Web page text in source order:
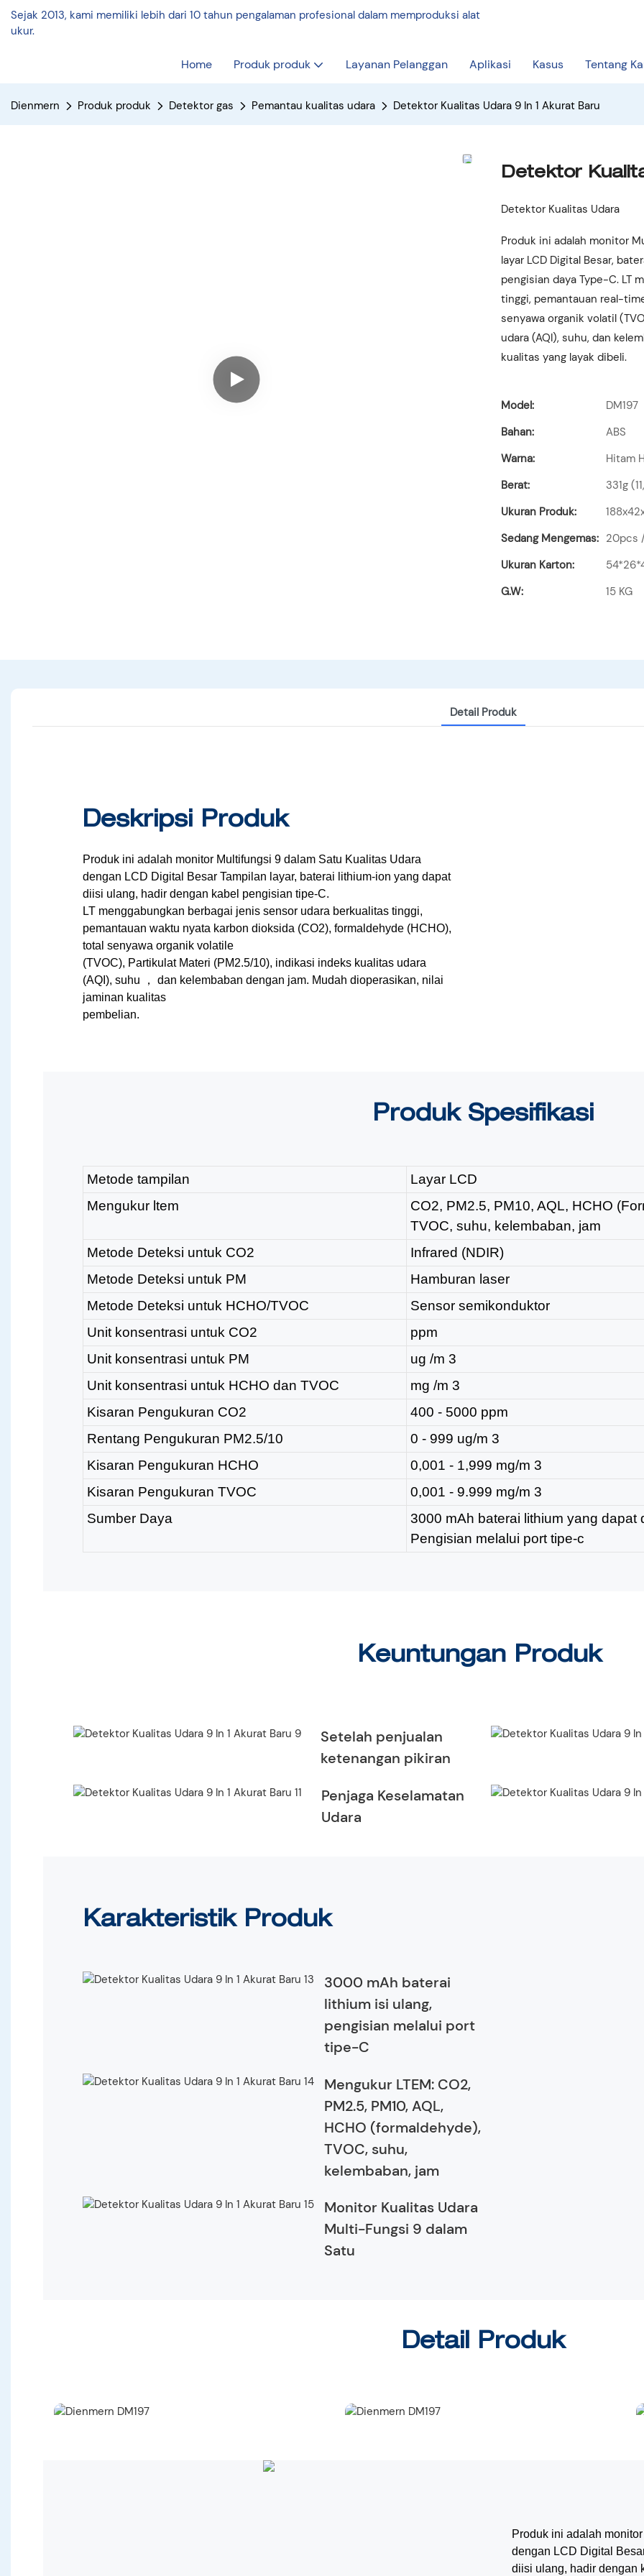
Sejak 2013, kami memiliki lebih dari 10 tahun pengalaman profesional dalam memproduksi alat
ukur.
Home Produk produk Layanan Pelanggan Aplikasi Kasus Tentang
Dienmern Produk produk Detektor gas Pemantau kualitas udara Detektor Kualitas Udara 9 In 1 Akurat Baru
Detektor
Detektor Kualitas Udara
Produk ini adalah monitor
layar LCD Digital Besar,
pengisian daya Type-C. LT
tinggi, pemantauan real-
senyawa organik volatil
udara (AQI), suhu, dan
kualitas yang layak dibeli.
Model:
DM197
Bahan:
ABS
Warna:
Hitam
Berat:
331g
Ukuran Produk:
Sedang Mengemas: 20pcs
Ukuran Karton:
G.W:
15 KG
Detail Produk
Deskripsi Produk
Produk ini adalah monitor Multifungsi 9 dalam Satu Kualitas Udara
dengan LCD Digital BesarTampilan layar, baterai lithium-ion yang dapat
diisi ulang, hadir dengan kabel pengisian tipe-C.
LT menggabungkan berbagai jenis sensor udara berkualitas tinggi,
pemantauan waktu nyata karbon dioksida (CO2), formaldehyde (HCHO),
total senyawa organik volatile
(TVOC), Partikulat Materi (PM2.5/10), indikasi indeks kualitas udara
(AQI), suhu ，dan kelembaban dengan jam. Mudah dioperasikan, nilai
jaminan kualitas
pembelian.
Produk Spesifikasi
Metode tampilan
Layar LCD
Mengukur ltem
CO2, PM2.5, PM10, AQL, HCHO
TVOC, suhu, kelembaban, jam
Metode Deteksi untuk CO2
Infrared (NDIR)
Metode Deteksi untuk PM
Hamburan laser
Metode Deteksi untuk HCHO/TVOC
Sensor semikonduktor
Unit konsentrasi untuk CO2
ppm
Unit konsentrasi untuk PM
ug /m3
Unit konsentrasi untuk HCHO dan TVOC
mg /m3
Kisaran Pengukuran CO2
400 - 5000 ppm
Rentang Pengukuran PM2.5/10
0 - 999 ug/m3
Kisaran Pengukuran HCHO
0,001 - 1,999 mg/m3
Kisaran Pengukuran TVOC
0,001 - 9.999 mg/m3
Sumber Daya
3000 mAh baterai lithium yang dapat
Pengisian melalui port tipe-c
Keuntungan Produk
Setelah penjualan
ketenangan pikiran
Penjaga Keselamatan
Udara
Karakteristik Produk
3000 mAh baterai
lithium isi ulang,
pengisian melalui port
tipe-C
Mengukur LTEM: CO2,
PM2.5, PM10, AQL,
HCHO (formaldehyde),
TVOC, suhu,
kelembaban, jam
Monitor Kualitas Udara
Multi-Fungsi 9 dalam
Satu
Detail Produk
Produk ini adalah
dengan LCD Digital
diisi ulang, hadir dengan